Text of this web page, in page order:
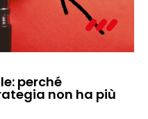
perché
non ha più